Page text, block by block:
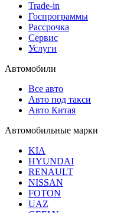
Trade-in
Госпрограммы
Рассрочка
Сервис
Услуги
Автомобили
Все авто
Авто под такси
Авто Китая
Автомобильные марки
KIA
HYUNDAI
RENAULT
NISSAN
FOTON
UAZ